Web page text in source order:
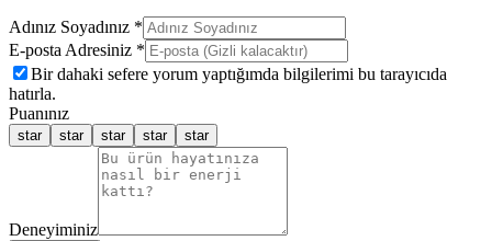
Adınız Soyadınız *
E-posta Adresiniz *
Bir dahaki sefere yorum yaptığımda bilgilerimi bu tarayıcıda
hatırla.
Puanınız
star star star star star
Deneyiminiz